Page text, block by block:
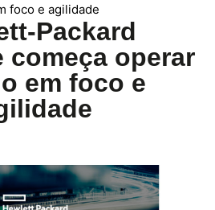
foco e agilidade
Packard
começa operar
em foco e